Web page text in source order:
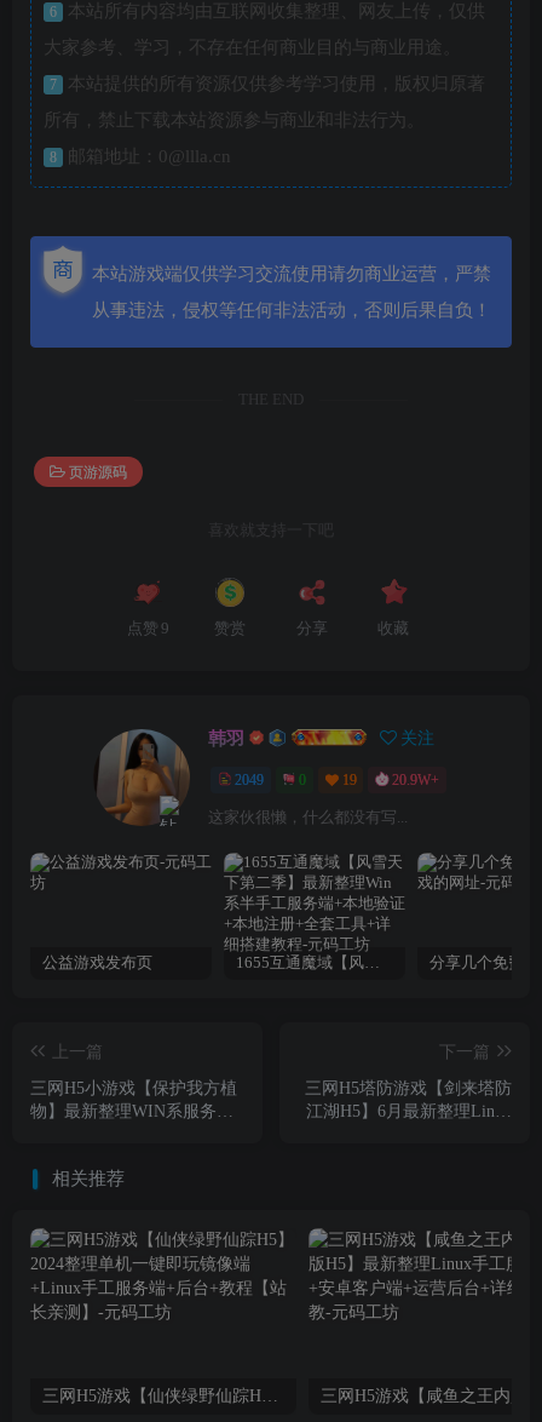
6
本站所有内容均由互联网收集整理、网友上传，仅供
大家参考、学习，不存在任何商业目的与商业用途。
7
本站提供的所有资源仅供参考学习使用，版权归原著
所有，禁止下载本站资源参与商业和非法行为。
8 邮箱地址：0@llla.cn
本站游戏端仅供学习交流使用请勿商业运营，严禁
从事违法，侵权等任何非法活动，否则后果自负！
THE END
页游源码
喜欢就支持一下吧
点赞 9 赞赏 分享 收藏
韩羽 关注
2049 0 19 20.9W+
这家伙很懒，什么都没有写...
公益游戏发布页 1655互通魔域【风雪天下第二季】最新整理Win系半手工服务端+本地验证+本地注册+全套工具+详细搭建教程
上一篇
三网H5小游戏【保护我方植
物】最新整理WIN系服务端
下一篇
三网H5塔防游戏【剑来塔防
江湖H5】6月最新整理Linux
相关推荐
三网H5游戏【仙侠绿野仙踪H5】2024整理单机一键即玩镜像端+Linux手工服务端+后台+教程【站长亲测】